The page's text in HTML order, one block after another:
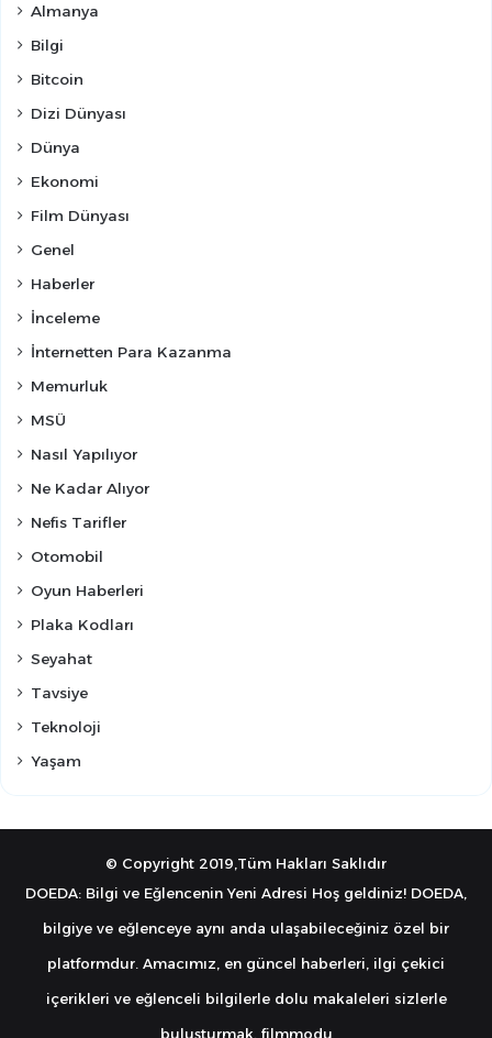
Almanya
Bilgi
Bitcoin
Dizi Dünyası
Dünya
Ekonomi
Film Dünyası
Genel
Haberler
İnceleme
İnternetten Para Kazanma
Memurluk
MSÜ
Nasıl Yapılıyor
Ne Kadar Alıyor
Nefis Tarifler
Otomobil
Oyun Haberleri
Plaka Kodları
Seyahat
Tavsiye
Teknoloji
Yaşam
© Copyright 2019,Tüm Hakları Saklıdır
DOEDA: Bilgi ve Eğlencenin Yeni Adresi Hoş geldiniz! DOEDA,
bilgiye ve eğlenceye aynı anda ulaşabileceğiniz özel bir
platformdur. Amacımız, en güncel haberleri, ilgi çekici
içerikleri ve eğlenceli bilgilerle dolu makaleleri sizlerle
buluşturmak. filmmodu